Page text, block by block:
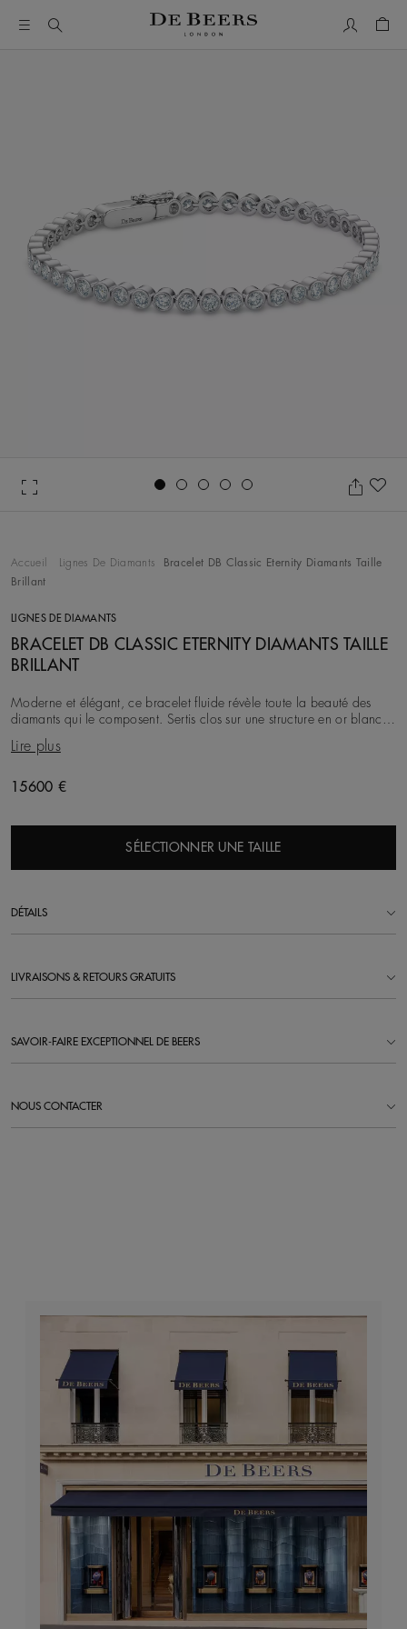
Accueil Lignes De Diamants
Bracelet DB Classic Eternity Diamants Taille
Brillant
LIGNES DE DIAMANTS
BRACELET DB CLASSIC ETERNITY DIAMANTS TAILLE
BRILLANT
Moderne et élégant, ce bracelet fluide révèle toute la beauté des
diamants qui le composent. Sertis clos sur une structure en or blanc
18 carats, les quelques 48 d
Lire plus
Original price
15600 €
SÉLECTIONNER UNE TAILLE
DÉTAILS
LIVRAISONS & RETOURS GRATUITS
SAVOIR-FAIRE EXCEPTIONNEL DE BEERS
NOUS CONTACTER